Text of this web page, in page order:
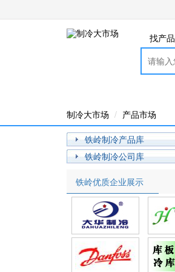
找产品
制冷大市场 产品市场
铁岭制冷产品库
铁岭制冷公司库
铁岭优质企业展示